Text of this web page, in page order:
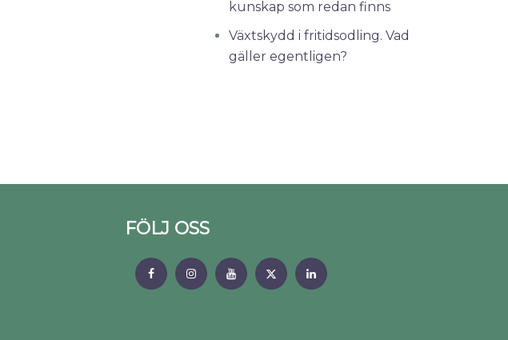
kunskap som redan finns
Växtskydd i fritidsodling. Vad
gäller egentligen?
FÖLJ OSS